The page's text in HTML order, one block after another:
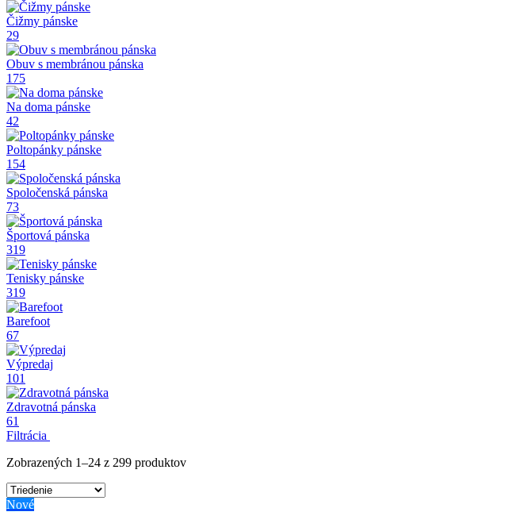
Čižmy pánske
29
Obuv s membránou pánska
175
Na doma pánske
42
Poltopánky pánske
154
Spoločenská pánska
73
Športová pánska
319
Tenisky pánske
319
Barefoot
67
Výpredaj
101
Zdravotná pánska
61
Filtrácia
Zobrazených 1–24 z 299 produktov
Nové